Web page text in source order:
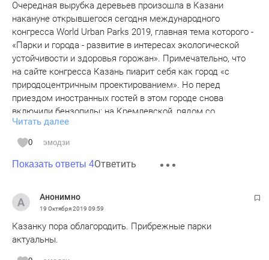
Очередная вырубка деревьев произошла в Казани
накануне открывшегося сегодня международного
конгресса World Urban Parks 2019, главная тема которого -
«Парки и города - развитие в интересах экологической
устойчивости и здоровья горожан». Примечательно, что
на сайте конгресса Казань пиарит себя как город «с
природоцентричным проектированием». Но перед
приездом иностранных гостей в этом городе снова
включили бензопилы: на Кремлевской, рядом со
«сковородкой» КФУ, уничтожили огромный вяз, остатки
еловой аллеи и заросли американского клена, а на улице
Ершова, перед входом в институт фундаментальной
медицины КФУ, спилили 18 здоровых берез.
- Но почему, к примеру, в Санкт-Петербурге старинные
деревья лечат, накладывают пломбы, делают уколы?
эколог КФУ. - А мы табличку повесим: «Это дерево лечит
на собственные средства корреспондент «Вечерки». Вы
последнее выступление министра лесного хозяйства
Читать далее
0 эмодзи
Показать ответы 4Ответить
Анонимно
19 Октября 2019 09:59
Казанку пора облагородить. Прибрежные парки
актуальны.